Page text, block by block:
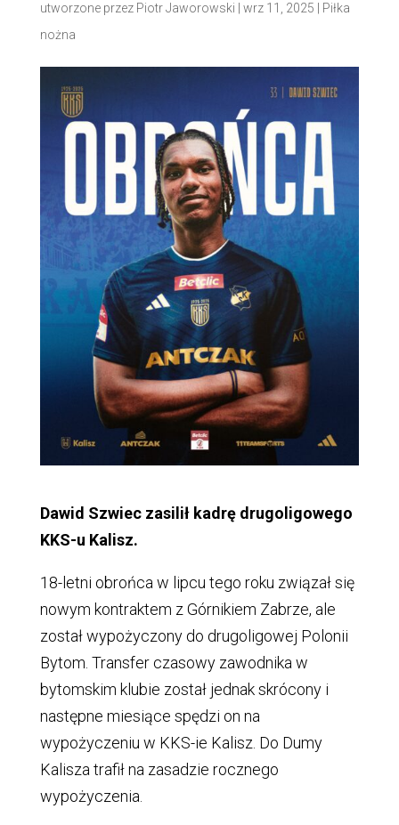
utworzone przez Piotr Jaworowski | wrz 11, 2025 | Piłka
nożna
Dawid Szwiec zasilił kadrę drugoligowego
KKS-u Kalisz.
18-letni obrońca w lipcu tego roku związał się
nowym kontraktem z Górnikiem Zabrze, ale
został wypożyczony do drugoligowej Polonii
Bytom. Transfer czasowy zawodnika w
bytomskim klubie został jednak skrócony i
następne miesiące spędzi on na
wypożyczeniu w KKS-ie Kalisz. Do Dumy
Kalisza trafił na zasadzie rocznego
wypożyczenia.